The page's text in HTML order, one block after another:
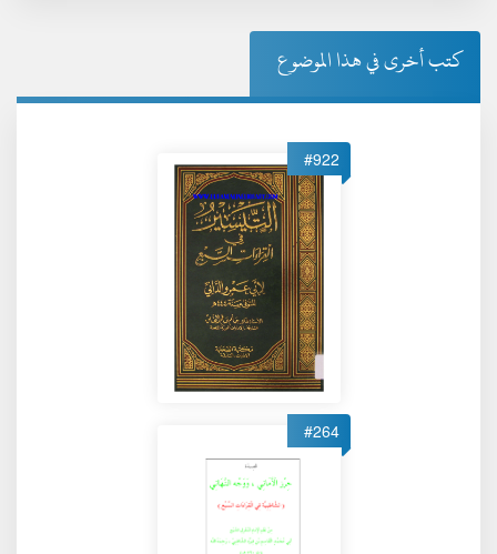
كتب أخرى في هذا الموضوع
#922
#264